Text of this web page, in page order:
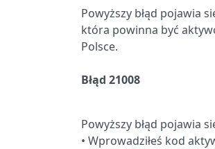
Powyższy błąd pojawia
która powinna być
Polsce.
Błąd 21008
Powyższy błąd pojawia
• Wprowadziłeś kod